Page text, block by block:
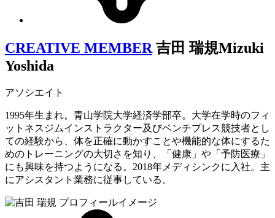
CREATIVE MEMBER 吉田 瑞規Mizuki
Yoshida
アソシエイト
1995年生まれ。青山学院大学経済学部卒。大学在学時のフィ
ットネスジムインストラクター及びベンチプレス競技者とし
ての経験から、体を正確に動かすことや機能的な体にするた
めのトレーニングの大切さを知り、「健康」や「予防医療」
にも興味を持つようになる。2018年メディシンクに入社。主
にアシスタント業務に従事している。